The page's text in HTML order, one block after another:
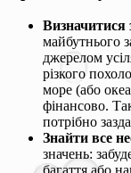
Визначитися
майбутнього
джерелом
різкого
море (або
фінансово.
потрібно
Знайти все
значень: